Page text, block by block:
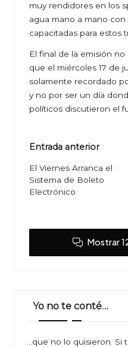
muy rendidores en los
agua mano a mano
capacitadas para estos
El final de la emisión
que el miércoles 17 de
solamente recordado
y no por ser un día
políticos discutieron el
Navegación
de
entradas
Entrada anterior
El Viernes Arranca el
Sistema de Boleto
Electrónico
Mostrar
Yo no te conté…
…que no lo quisieron.